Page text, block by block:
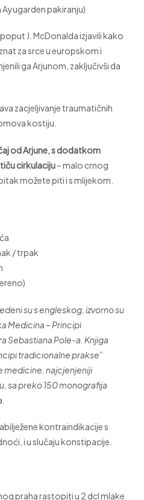
pakiranju)
J. McDonalda izjavili kako
za srce u europskom i
ga Arjunom, zaključivši da
zacjeljivanje traumatičnih
kostiju.
od Arjune, s dodatkom
cirkulaciju– malo crnog
možete piti i s mlijekom.
/ trpak
su s engleskog, izvorno su
Medicina – Principi
Sebastiana Pole-a. Knjiga
tradicionalne prakse”
medicine, najcjenjeniji
sa preko 150 monografija
kontraindikacije s
i u slučaju konstipacije.
praha rastopiti u 2 dcl mlake